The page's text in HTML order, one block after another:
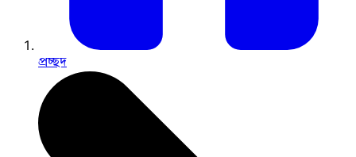
প্রচ্ছদ